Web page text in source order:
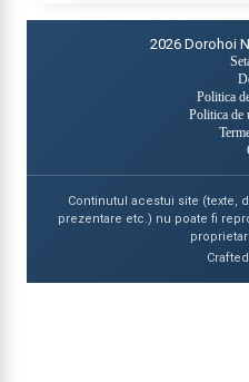
2026 Dorohoi
Politica
Politica de
Continutul acestui site (texte,
prezentare etc.) nu poate fi